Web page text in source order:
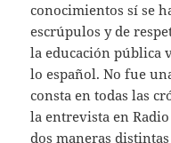
conocimientos sí se
escrúpulos y de
la educación pública
lo español. No fue
consta en todas las
la entrevista en
dos maneras